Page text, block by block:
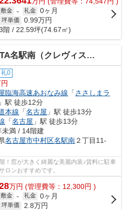
敷金 - 礼金 0ヶ月
坪単価 0.99万円
階 / 22.59坪(74.67㎡)
クレヴィスタ メイエキ ミナミ）【 1階路面店 】
礼0
臨海高速あおなみ線 「ささしまラ
」駅 徒歩12分
本線 「名古屋 」駅 徒歩13分
「名古屋 」駅 徒歩13分
未満 / 14階建
名古屋市中村区名駅南２丁目11-
！窓が大きく綺麗な美麗内装♪賃料に駐車
ロンおすすめです。
万円 (管理費等：12,300円 )
敷金 - 礼金 0ヶ月
坪単価 2.8万円